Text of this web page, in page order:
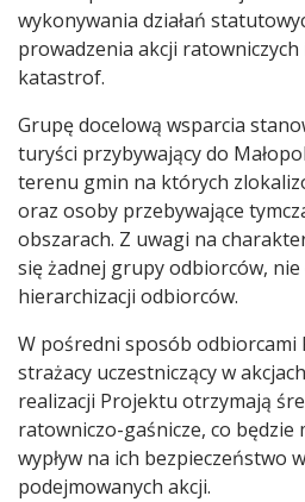
wykonywania działań
prowadzenia akcji
katastrof.
Grupę docelową wsparcia
turyści przybywający do
terenu gmin na których
oraz osoby przebywające
obszarach. Z uwagi na
się żadnej grupy odbiorców,
hierarchizacji odbiorców.
W pośredni sposób
strażacy uczestniczący w
realizacji Projektu otrzymają
ratowniczo-gaśnicze, co będzie
wypływ na ich bezpieczeństwo
podejmowanych akcji.